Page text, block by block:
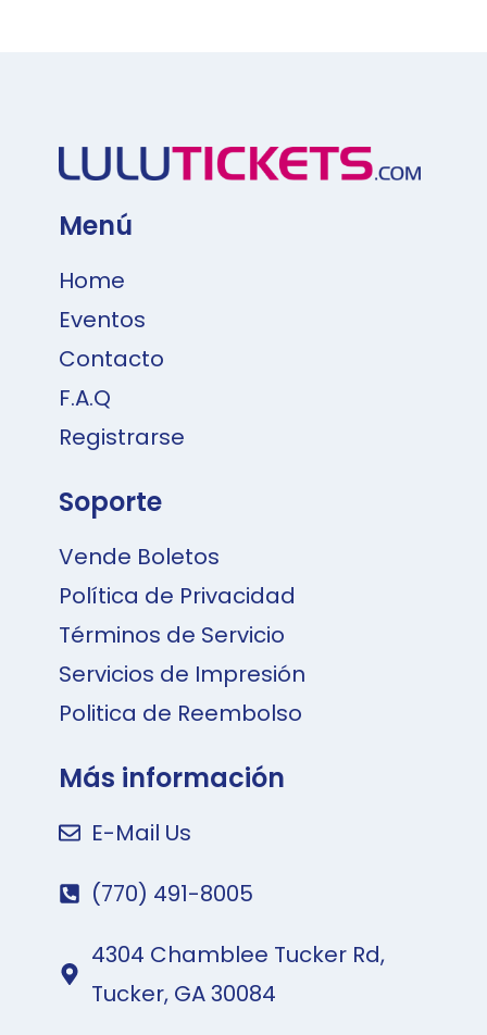
Menú
Home
Eventos
Contacto
F.A.Q
Registrarse
Soporte
Vende Boletos
Política de Privacidad
Términos de Servicio
Servicios de Impresión
Politica de Reembolso
Más información
E-Mail Us
(770) 491-8005
4304 Chamblee Tucker Rd,
Tucker, GA 30084